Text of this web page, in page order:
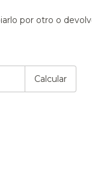
por otro o
Calcular